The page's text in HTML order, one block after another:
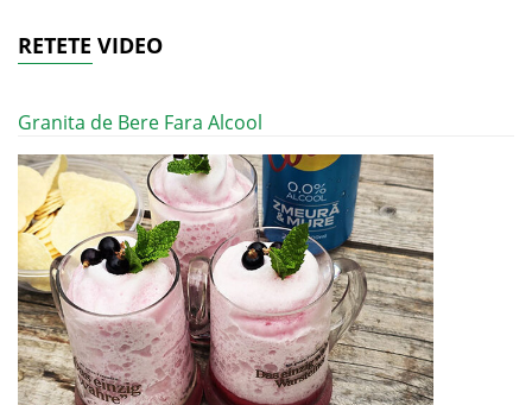
RETETE VIDEO
Granita de Bere Fara Alcool